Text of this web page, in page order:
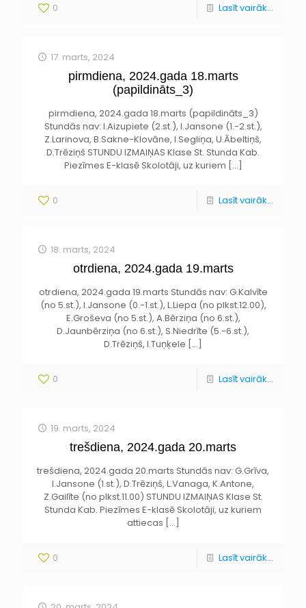
0 Lasīt vairāk...
17. marts, 2024
pirmdiena, 2024.gada 18.marts
(papildināts_3)
pirmdiena, 2024.gada 18.marts (papildināts_3)
Stundās nav: I.Aizupiete (2.st.), I.Jansone (1.-2.st.),
Z.Larinova, B.Sakne-Klovāne, I.Segliņa, U.Ābeltiņš,
D.Trēziņš STUNDU IZMAIŅAS Klase St. Stunda Kab.
Piezīmes E-klasē Skolotāji, uz kuriem […]
0 Lasīt vairāk...
18. marts, 2024
otrdiena, 2024.gada 19.marts
otrdiena, 2024.gada 19.marts Stundās nav: G.Kalvīte
(no 5.st.), I.Jansone (0.-1.st.), L.Liepa (no plkst.12.00),
E.Groševa (no 5.st.), A.Bērziņa (no 6.st.),
D.Jaunbērziņa (no 6.st.), S.Niedrīte (5.-6.st.),
D.Trēziņš, I.Tuņķele […]
0 Lasīt vairāk...
19. marts, 2024
trešdiena, 2024.gada 20.marts
trešdiena, 2024.gada 20.marts Stundās nav: G.Grīva,
I.Jansone (1.st.), D.Trēziņš, L.Vanaga, K.Antone,
Z.Gailīte (no plkst.11.00) STUNDU IZMAIŅAS Klase St.
Stunda Kab. Piezīmes E-klasē Skolotāji, uz kuriem
attiecas […]
0 Lasīt vairāk...